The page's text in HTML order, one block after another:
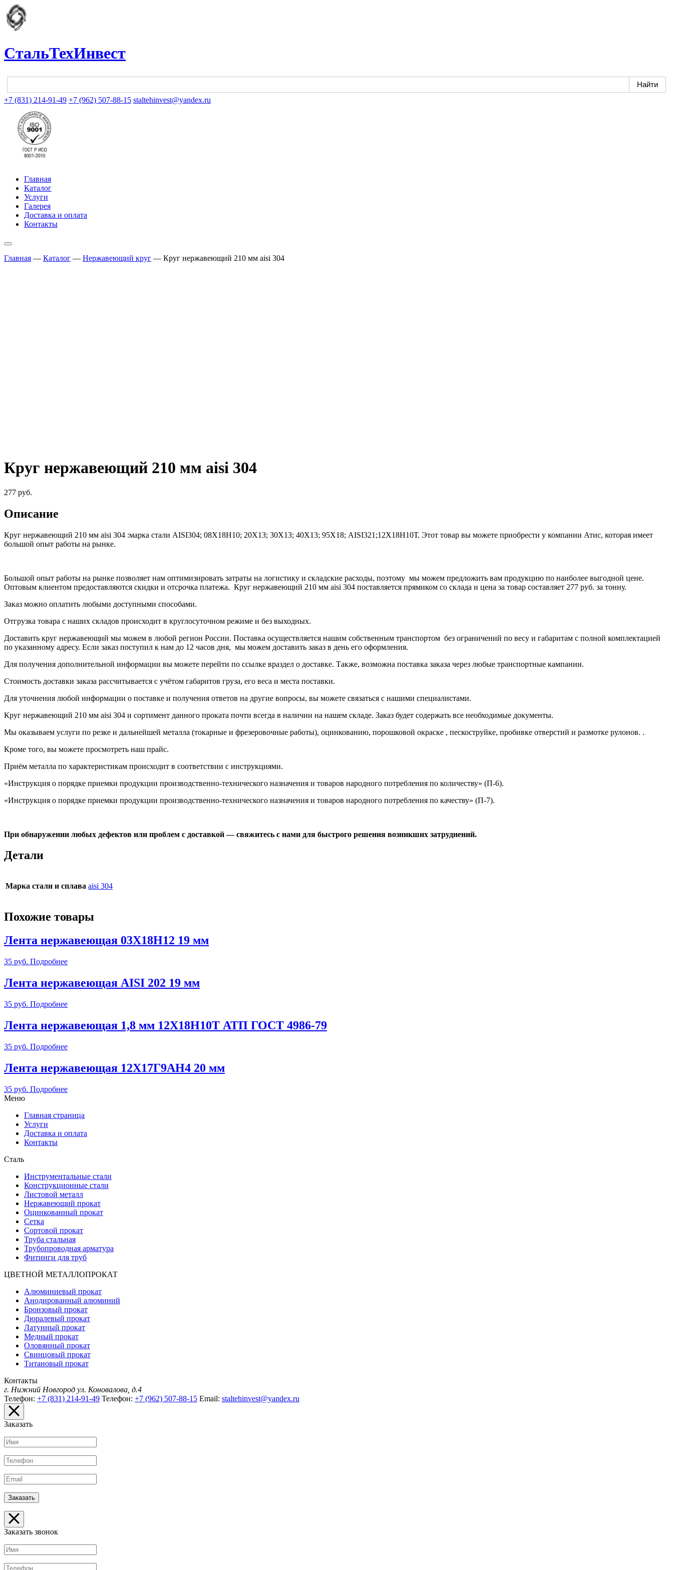
СтальТехИнвест
+7 (831) 214-91-49 +7 (962) 507-88-15 staltehinvest@yandex.ru
Главная
Каталог
Услуги
Галерея
Доставка и оплата
Контакты
Главная — Каталог — Нержавеющий круг — Круг нержавеющий 210 мм aisi 304
Круг нержавеющий 210 мм aisi 304
277 руб.
Описание
Круг нержавеющий 210 мм aisi 304 :марка стали AISI304; 08Х18Н10; 20Х13; 30Х13; 40Х13; 95Х18; AISI321;12Х18Н10Т. Этот товар вы можете приобрести у компании Атис, которая имеет
большой опыт работы на рынке.
Большой опыт работы на рынке позволяет нам оптимизировать затраты на логистику и складские расходы, поэтому мы можем предложить вам продукцию по наиболее выгодной цене.
Оптовым клиентом предоставляются скидки и отсрочка платежа. Круг нержавеющий 210 мм aisi 304 поставляется прямиком со склада и цена за товар составляет 277 руб. за тонну.
Заказ можно оплатить любыми доступными способами.
Отгрузка товара с наших складов происходит в круглосуточном режиме и без выходных.
Доставить круг нержавеющий мы можем в любой регион России. Поставка осуществляется нашим собственным транспортом без ограничений по весу и габаритам с полной комплектацией
по указанному адресу. Если заказ поступил к нам до 12 часов дня, мы можем доставить заказ в день его оформления.
Для получения дополнительной информации вы можете перейти по ссылке враздел о доставке. Также, возможна поставка заказа через любые транспортные кампании.
Стоимость доставки заказа рассчитывается с учётом габаритов груза, его веса и места поставки.
Для уточнения любой информации о поставке и получения ответов на другие вопросы, вы можете связаться с нашими специалистами.
Круг нержавеющий 210 мм aisi 304 и сортимент данного проката почти всегда в наличии на нашем складе. Заказ будет содержать все необходимые документы.
Мы оказываем услуги по резке и дальнейшей металла (токарные и фрезеровочные работы), оцинкованию, порошковой окраске , пескоструйке, пробивке отверстий и размотке рулонов. .
Кроме того, вы можете просмотреть наш прайс.
Приём металла по характеристикам происходит в соответствии с инструкциями.
«Инструкция о порядке приемки продукции производственно-технического назначения и товаров народного потребления по количеству» (П-6).
«Инструкция о порядке приемки продукции производственно-технического назначения и товаров народного потребления по качеству» (П-7).
При обнаружении любых дефектов или проблем с доставкой —свяжитесь с нами для быстрого решения возникших затруднений.
Детали
Марка стали и сплава aisi 304
Похожие товары
Лента нержавеющая 03Х18Н12 19 мм
35 руб. Подробнее
Лента нержавеющая AISI 202 19 мм
35 руб. Подробнее
Лента нержавеющая 1,8 мм 12Х18Н10Т АТП ГОСТ 4986-79
35 руб. Подробнее
Лента нержавеющая 12Х17Г9АН4 20 мм
35 руб. Подробнее
Меню
Главная страница
Услуги
Доставка и оплата
Контакты
Сталь
Инструментальные стали
Конструкционные стали
Листовой металл
Нержавеющий прокат
Оцинкованный прокат
Сетка
Сортовой прокат
Труба стальная
Трубопроводная арматура
Фитинги для труб
ЦВЕТНОЙ МЕТАЛЛОПРОКАТ
Алюминиевый прокат
Анодированный алюминий
Бронзовый прокат
Дюралевый прокат
Латунный прокат
Медный прокат
Оловянный прокат
Свинцовый прокат
Титановый прокат
Контакты
г. Нижний Новгород ул. Коновалова, д.4
Телефон: +7 (831) 214-91-49 Телефон: +7 (962) 507-88-15 Email: staltehinvest@yandex.ru
Заказать
Заказать звонок